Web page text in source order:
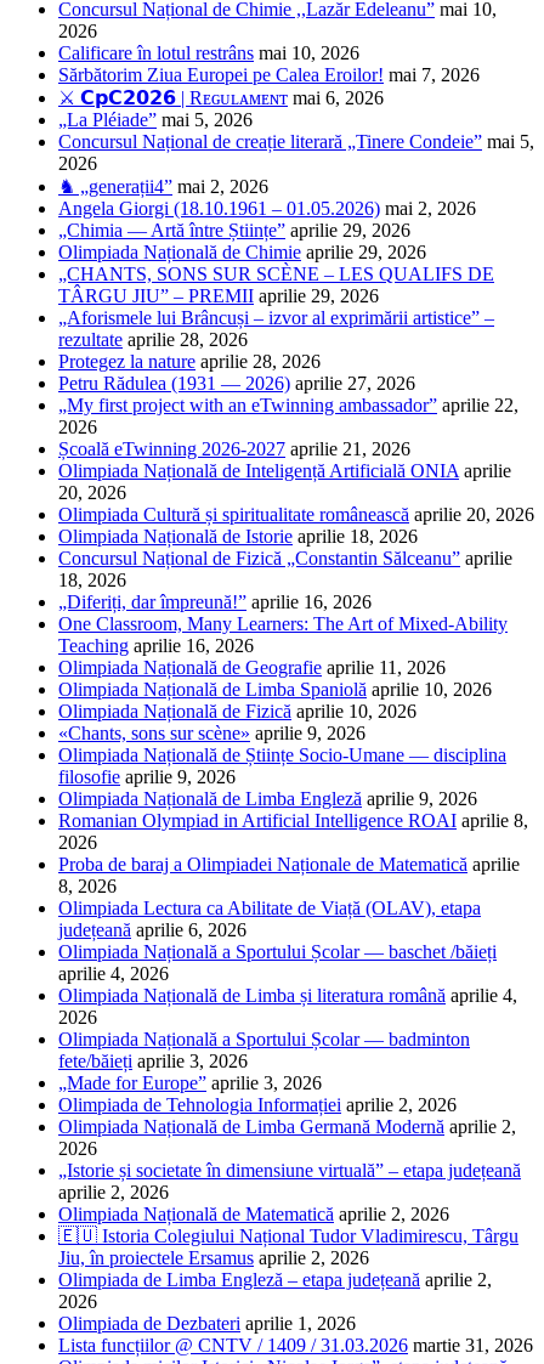
Concursul Național de Chimie ,,Lazăr Edeleanu” mai 10,
2026
Calificare în lotul restrâns mai 10, 2026
Sărbătorim Ziua Europei pe Calea Eroilor! mai 7, 2026
⚔️ 𝗖𝗽𝗖𝟮𝟬𝟮𝟲 | Rᴇɢᴜʟᴀᴍᴇɴᴛ mai 6, 2026
„La Pléiade” mai 5, 2026
Concursul Național de creație literară „Tinere Condeie” mai 5,
2026
♞ „generații4” mai 2, 2026
Angela Giorgi (18.10.1961 – 01.05.2026) mai 2, 2026
„Chimia — Artă între Științe” aprilie 29, 2026
Olimpiada Națională de Chimie aprilie 29, 2026
„CHANTS, SONS SUR SCÈNE – LES QUALIFS DE
TÂRGU JIU” – PREMII aprilie 29, 2026
„Aforismele lui Brâncuși – izvor al exprimării artistice” –
rezultate aprilie 28, 2026
Protegez la nature aprilie 28, 2026
Petru Rădulea (1931 — 2026) aprilie 27, 2026
„My first project with an eTwinning ambassador” aprilie 22,
2026
Școală eTwinning 2026-2027 aprilie 21, 2026
Olimpiada Națională de Inteligență Artificială ONIA aprilie
20, 2026
Olimpiada Cultură și spiritualitate românească aprilie 20, 2026
Olimpiada Națională de Istorie aprilie 18, 2026
Concursul Național de Fizică „Constantin Sălceanu” aprilie
18, 2026
„Diferiți, dar împreună!” aprilie 16, 2026
One Classroom, Many Learners: The Art of Mixed-Ability
Teaching aprilie 16, 2026
Olimpiada Națională de Geografie aprilie 11, 2026
Olimpiada Națională de Limba Spaniolă aprilie 10, 2026
Olimpiada Națională de Fizică aprilie 10, 2026
«Chants, sons sur scène» aprilie 9, 2026
Olimpiada Națională de Științe Socio-Umane — disciplina
filosofie aprilie 9, 2026
Olimpiada Națională de Limba Engleză aprilie 9, 2026
Romanian Olympiad in Artificial Intelligence ROAI aprilie 8,
2026
Proba de baraj a Olimpiadei Naționale de Matematică aprilie
8, 2026
Olimpiada Lectura ca Abilitate de Viață (OLAV), etapa
județeană aprilie 6, 2026
Olimpiada Națională a Sportului Școlar — baschet /băieți
aprilie 4, 2026
Olimpiada Națională de Limba și literatura română aprilie 4,
2026
Olimpiada Națională a Sportului Școlar — badminton
fete/băieți aprilie 3, 2026
„Made for Europe” aprilie 3, 2026
Olimpiada de Tehnologia Informației aprilie 2, 2026
Olimpiada Națională de Limba Germană Modernă aprilie 2,
2026
„Istorie și societate în dimensiune virtuală” – etapa județeană
aprilie 2, 2026
Olimpiada Națională de Matematică aprilie 2, 2026
🇪🇺 Istoria Colegiului Național Tudor Vladimirescu, Târgu
Jiu, în proiectele Ersamus aprilie 2, 2026
Olimpiada de Limba Engleză – etapa județeană aprilie 2,
2026
Olimpiada de Dezbateri aprilie 1, 2026
Lista funcțiilor @ CNTV / 1409 / 31.03.2026 martie 31, 2026